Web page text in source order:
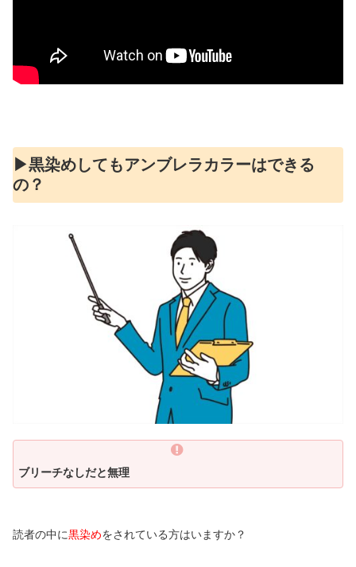
▶︎黒染めしてもアンブレラカラーはできる
の？
ブリーチなしだと無理
読者の中に黒染めをされている方はいますか？